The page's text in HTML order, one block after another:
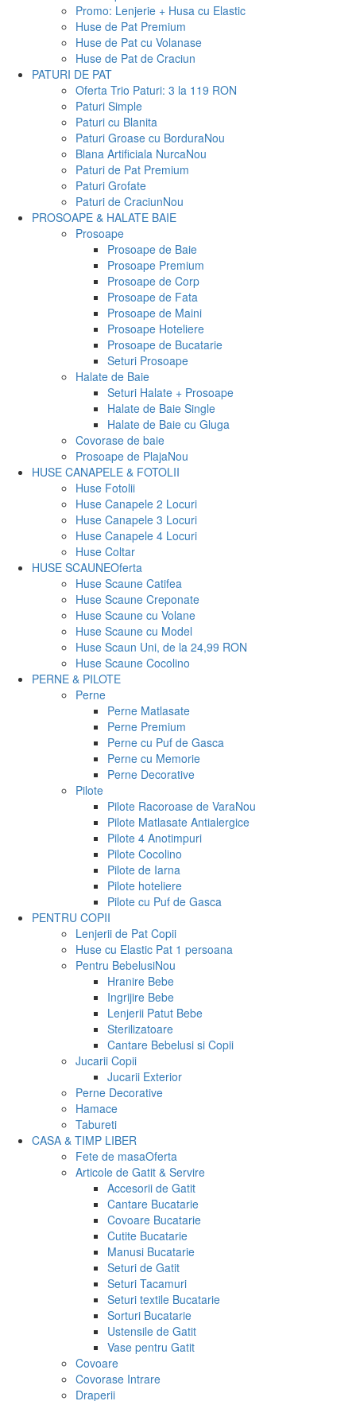
Promo: Lenjerie + Husa cu Elastic
Huse de Pat Premium
Huse de Pat cu Volanase
Huse de Pat de Craciun
PATURI DE PAT
Oferta Trio Paturi: 3 la 119 RON
Paturi Simple
Paturi cu Blanita
Paturi Groase cu BorduraNou
Blana Artificiala NurcaNou
Paturi de Pat Premium
Paturi Grofate
Paturi de CraciunNou
PROSOAPE & HALATE BAIE
Prosoape
Prosoape de Baie
Prosoape Premium
Prosoape de Corp
Prosoape de Fata
Prosoape de Maini
Prosoape Hoteliere
Prosoape de Bucatarie
Seturi Prosoape
Halate de Baie
Seturi Halate + Prosoape
Halate de Baie Single
Halate de Baie cu Gluga
Covorase de baie
Prosoape de PlajaNou
HUSE CANAPELE & FOTOLII
Huse Fotolii
Huse Canapele 2 Locuri
Huse Canapele 3 Locuri
Huse Canapele 4 Locuri
Huse Coltar
HUSE SCAUNEOferta
Huse Scaune Catifea
Huse Scaune Creponate
Huse Scaune cu Volane
Huse Scaune cu Model
Huse Scaun Uni, de la 24,99 RON
Huse Scaune Cocolino
PERNE & PILOTE
Perne
Perne Matlasate
Perne Premium
Perne cu Puf de Gasca
Perne cu Memorie
Perne Decorative
Pilote
Pilote Racoroase de VaraNou
Pilote Matlasate Antialergice
Pilote 4 Anotimpuri
Pilote Cocolino
Pilote de Iarna
Pilote hoteliere
Pilote cu Puf de Gasca
PENTRU COPII
Lenjerii de Pat Copii
Huse cu Elastic Pat 1 persoana
Pentru BebelusiNou
Hranire Bebe
Ingrijire Bebe
Lenjerii Patut Bebe
Sterilizatoare
Cantare Bebelusi si Copii
Jucarii Copii
Jucarii Exterior
Perne Decorative
Hamace
Tabureti
CASA & TIMP LIBER
Fete de masaOferta
Articole de Gatit & Servire
Accesorii de Gatit
Cantare Bucatarie
Covoare Bucatarie
Cutite Bucatarie
Manusi Bucatarie
Seturi de Gatit
Seturi Tacamuri
Seturi textile Bucatarie
Sorturi Bucatarie
Ustensile de Gatit
Vase pentru Gatit
Covoare
Covorase Intrare
Draperii